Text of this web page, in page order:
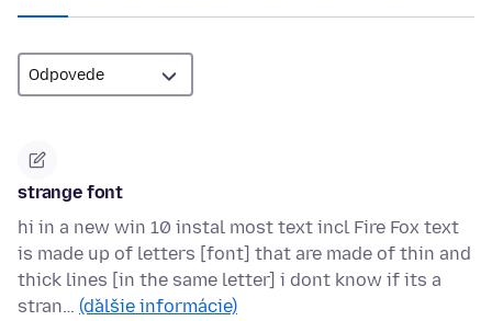
strange font
hi in a new win 10 instal most text incl Fire Fox text
is made up of letters [font] that are made of thin and
thick lines [in the same letter] i dont know if its a
stran… (ďalšie informácie)